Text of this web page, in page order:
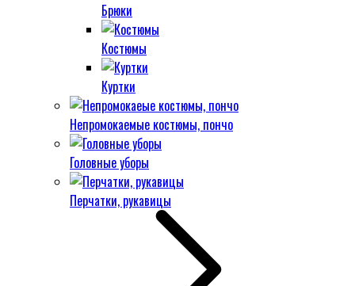
Брюки
Костюмы
Куртки
Непромокаемые костюмы, пончо
Головные уборы
Перчатки, рукавицы